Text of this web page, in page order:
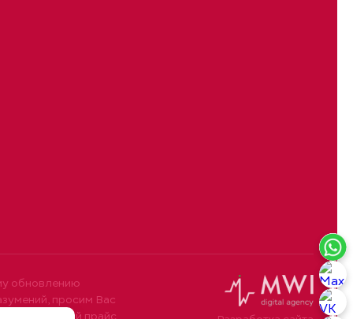
обновлению
просим Вас